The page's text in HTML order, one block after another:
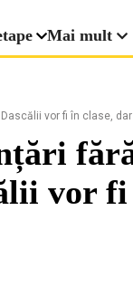
Mai mult
vor fi în clase, dar
vor